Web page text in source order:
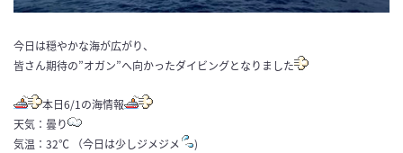
今日は穏やかな海が広がり、
皆さん期待の”オガン”へ向かったダイビングとなりました
本日6/1の海情報
天気：曇り
気温：32℃ （今日は少しジメジメ
)